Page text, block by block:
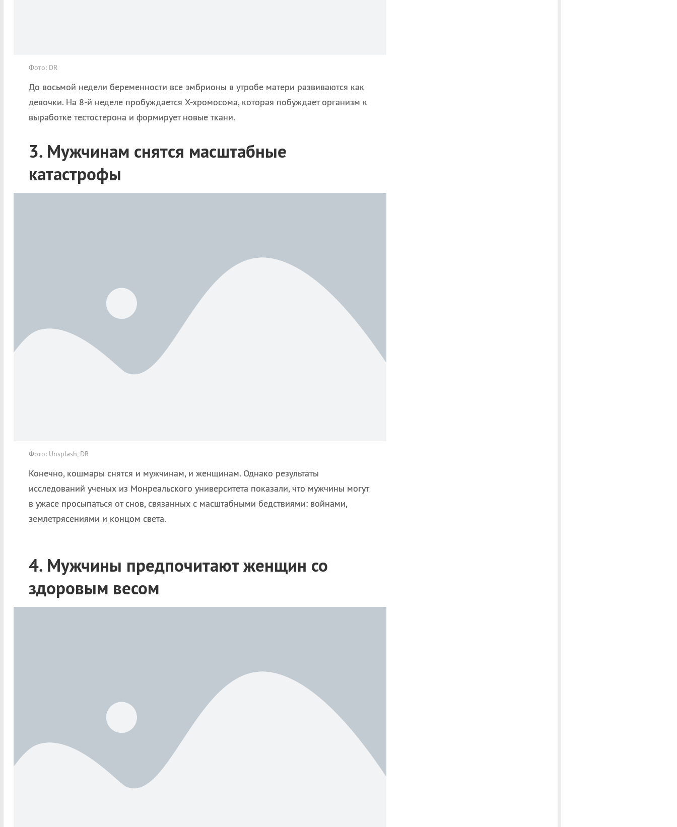
Фото: DR
До восьмой недели беременности все эмбрионы в утробе матери развиваются как
девочки. На 8-й неделе пробуждается Х-хромосома, которая побуждает организм к
выработке тестостерона и формирует новые ткани.
3. Мужчинам снятся масштабные
катастрофы
Фото: Unsplash, DR
Конечно, кошмары снятся и мужчинам, и женщинам. Однако результаты
исследований ученых из Монреальского университета показали, что мужчины могут
в ужасе просыпаться от снов, связанных с масштабными бедствиями: войнами,
землетрясениями и концом света.
4. Мужчины предпочитают женщин со
здоровым весом